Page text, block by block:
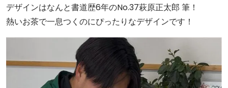
デザインはなんと書道歴6年のNo.37萩原正太郎 筆！
熱いお茶で一息つくのにぴったりなデザインです！